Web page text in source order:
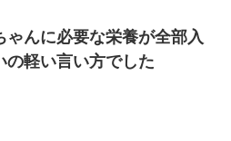
ゃんに必要な栄養が全部入
の軽い言い方でした